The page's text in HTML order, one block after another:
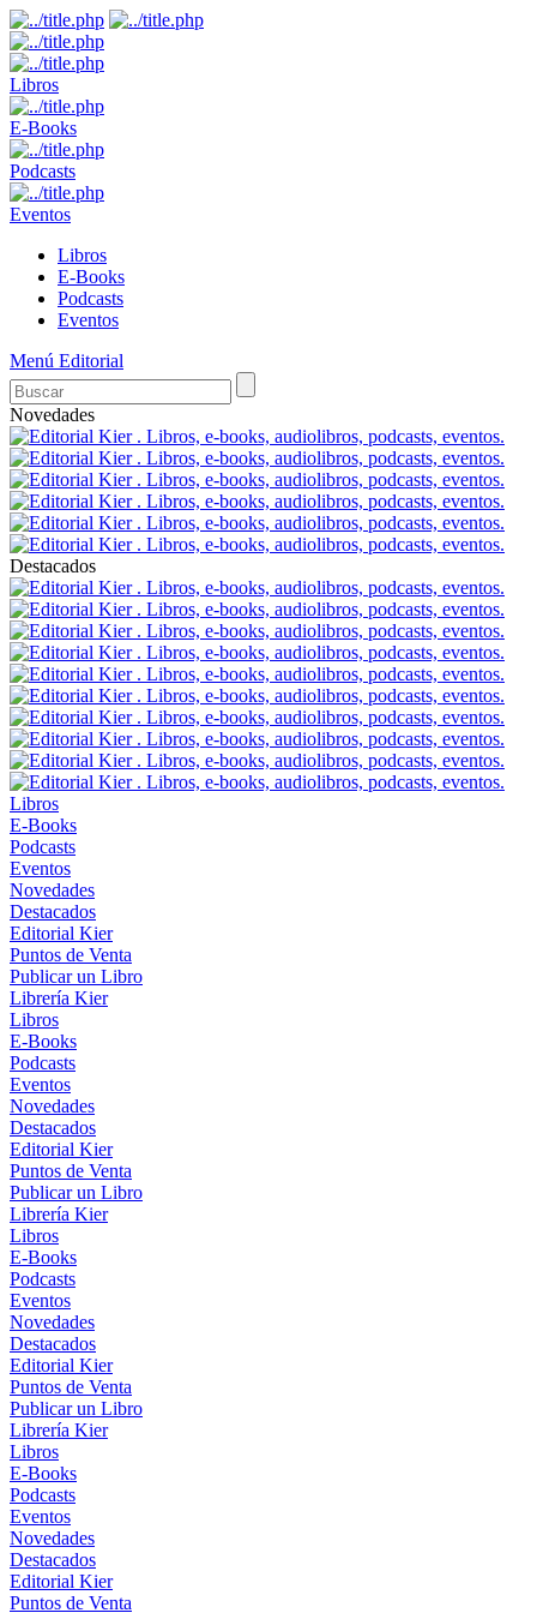
Libros
E-Books
Podcasts
Eventos
Libros
E-Books
Podcasts
Eventos
Menú Editorial
Novedades
Destacados
Libros
E-Books
Podcasts
Eventos
Novedades
Destacados
Editorial Kier
Puntos de Venta
Publicar un Libro
Librería Kier
Libros
E-Books
Podcasts
Eventos
Novedades
Destacados
Editorial Kier
Puntos de Venta
Publicar un Libro
Librería Kier
Libros
E-Books
Podcasts
Eventos
Novedades
Destacados
Editorial Kier
Puntos de Venta
Publicar un Libro
Librería Kier
Libros
E-Books
Podcasts
Eventos
Novedades
Destacados
Editorial Kier
Puntos de Venta